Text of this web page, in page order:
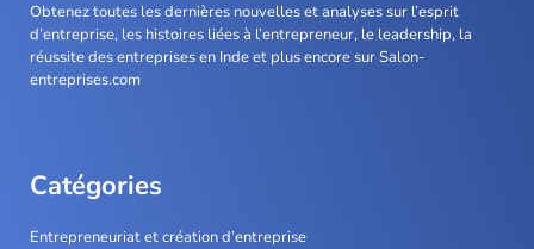
Obtenez toutes les dernières nouvelles et analyses sur l’esprit
d’entreprise, les histoires liées à l’entrepreneur, le leadership, la
réussite des entreprises en Inde et plus encore sur Salon-
entreprises.com
Catégories
Entrepreneuriat et création d’entreprise